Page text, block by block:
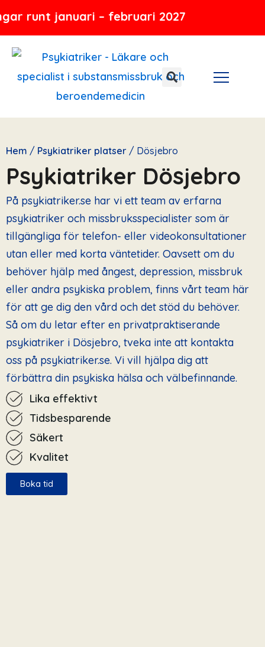
– februari 2027
innehåll
Hem / Psykiatriker platser / Dösjebro
Psykiatriker Dösjebro
På psykiatriker.se har vi ett team av erfarna
psykiatriker och missbruksspecialister som är
tillgängliga för telefon- eller videokonsultationer
utan eller med korta väntetider. Oavsett om du
behöver hjälp med ångest, depression, missbruk
eller andra psykiska problem, finns vårt team här
för att ge dig den vård och det stöd du behöver.
Så om du letar efter en privatpraktiserande
psykiatriker i Dösjebro, tveka inte att kontakta
oss på psykiatriker.se. Vi vill hjälpa dig att
förbättra din psykiska hälsa och välbefinnande.
Lika effektivt
Tidsbesparende
Säkert
Kvalitet
Boka tid